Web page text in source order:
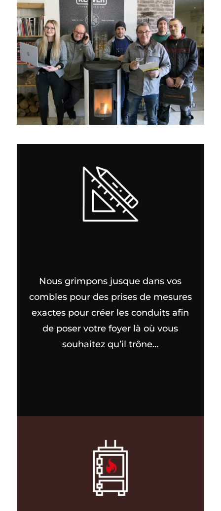
Nous grimpons jusque dans vos
combles pour des prises de mesures
exactes pour créer les conduits afin
de poser votre foyer là où vous
souhaitez qu’il trône…